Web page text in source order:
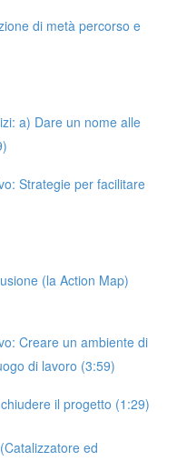
di metà percorso e
a) Dare un nome alle
Strategie per facilitare
(la Action Map)
Creare un ambiente di
di lavoro (3:59)
il progetto (1:29)
ed